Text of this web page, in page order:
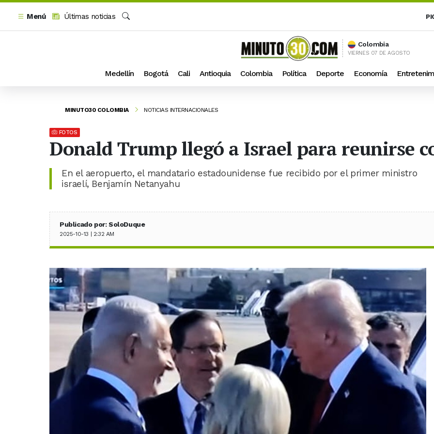
Menú
Últimas noticias
Colombia
VIERNES 07 DE AGOSTO
Medellín Bogotá Cali Antioquia Colombia Política Deporte Economía
MINUTO30 COLOMBIA NOTICIAS INTERNACIONALES
FOTOS
Donald Trump llegó a Israel para reunirse
En el aeropuerto, el mandatario estadounidense fue recibido por el primer ministro
israelí, Benjamín Netanyahu
Publicado por: SoloDuque
2025-10-13 | 2:32 AM